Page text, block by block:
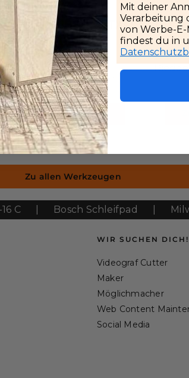
Metabo BS 18 LTX-3
BL Q
130Nm Akku
Schlagschrauber
Zum Werkzeug
Zu allen Werkzeugen
| Bosch Schleifpad |
WIR SUCHEN DICH!
Videograf Cutter
Maker
Möglichmacher
Web Content
Social Media
Mit deiner
Verarbeitung
von Werbe-
findest du in